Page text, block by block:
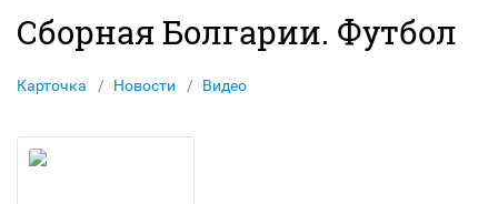
Сборная Болгарии. Футбол
Карточка Новости Видео